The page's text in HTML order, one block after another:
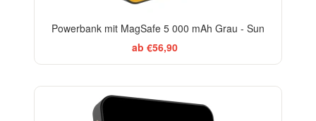
Powerbank mit MagSafe 5 000 mAh Grau - Sun
ab €56,90